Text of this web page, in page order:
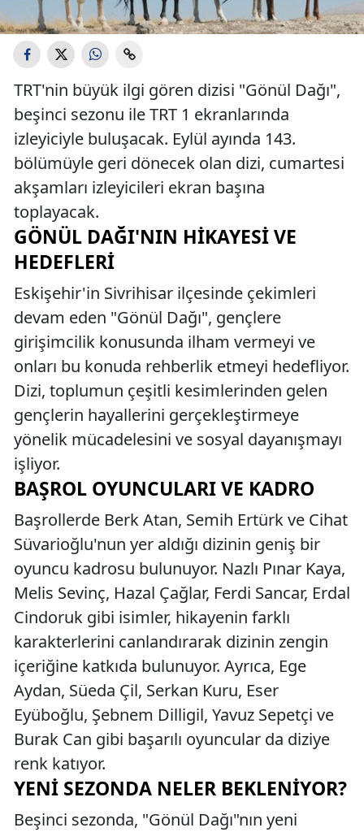
TRT'nin büyük ilgi gören dizisi "Gönül Dağı",
beşinci sezonu ile TRT 1 ekranlarında
izleyiciyle buluşacak. Eylül ayında 143.
bölümüyle geri dönecek olan dizi, cumartesi
akşamları izleyicileri ekran başına
toplayacak.
GÖNÜL DAĞI'NIN HIKAYESI VE
HEDEFLERI
Eskişehir'in Sivrihisar ilçesinde çekimleri
devam eden "Gönül Dağı", gençlere
girişimcilik konusunda ilham vermeyi ve
onları bu konuda rehberlik etmeyi hedefliyor.
Dizi, toplumun çeşitli kesimlerinden gelen
gençlerin hayallerini gerçekleştirmeye
yönelik mücadelesini ve sosyal dayanışmayı
işliyor.
BAŞROL OYUNCULARI VE KADRO
Başrollerde Berk Atan, Semih Ertürk ve Cihat
Süvarioğlu'nun yer aldığı dizinin geniş bir
oyuncu kadrosu bulunuyor. Nazlı Pınar Kaya,
Melis Sevinç, Hazal Çağlar, Ferdi Sancar, Erdal
Cindoruk gibi isimler, hikayenin farklı
karakterlerini canlandırarak dizinin zengin
içeriğine katkıda bulunuyor. Ayrıca, Ege
Aydan, Süeda Çil, Serkan Kuru, Eser
Eyüboğlu, Şebnem Dilligil, Yavuz Sepetçi ve
Burak Can gibi başarılı oyuncular da diziye
renk katıyor.
YENI SEZONDA NELER BEKLENIYOR?
Beşinci sezonda, "Gönül Dağı"nın yeni